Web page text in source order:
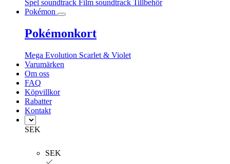
Spel soundtrack Film soundtrack Tillbehör
Pokémon
Pokémonkort
Mega Evolution Scarlet & Violet
Varumärken
Om oss
FAQ
Köpvillkor
Rabatter
Kontakt
SEK
SEK